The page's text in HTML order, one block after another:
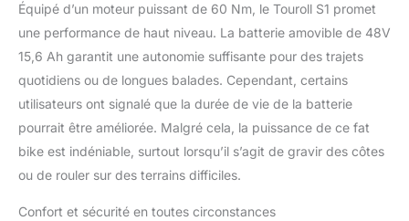
Vivez une adhérence
ultime avec ses pneus
tout-terrain
20"×4.0" qui
transforment la route, le
sable, la neige et les
graviers en votre terrain
de jeu personnel. Touroll
équipé d'un moteur de
Équipé d’un moteur puissant de 60 Nm, le Touroll S1 promet
une performance de haut niveau. La batterie amovible de 48V
15,6 Ah garantit une autonomie suffisante pour des trajets
quotidiens ou de longues balades. Cependant, certains
utilisateurs ont signalé que la durée de vie de la batterie
pourrait être améliorée. Malgré cela, la puissance de ce fat
bike est indéniable, surtout lorsqu’il s’agit de gravir des côtes
ou de rouler sur des terrains difficiles.
Confort et sécurité en toutes circonstances